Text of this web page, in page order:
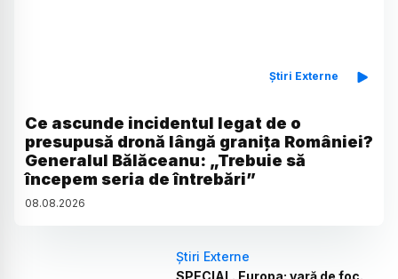
Știri Externe
Ce ascunde incidentul legat de o
presupusă dronă lângă granița României?
Generalul Bălăceanu: „Trebuie să
începem seria de întrebări”
08.08.2026
Știri Externe
SPECIAL. Europa: vară de foc.